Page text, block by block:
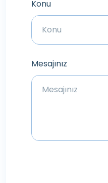
Konu
Mesajınız